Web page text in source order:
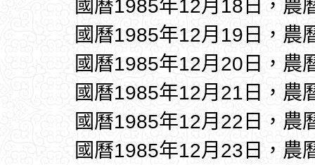
國曆1985年12月18日，農
國曆1985年12月19日，農
國曆1985年12月20日，農
國曆1985年12月21日，農
國曆1985年12月22日，農
國曆1985年12月23日，農